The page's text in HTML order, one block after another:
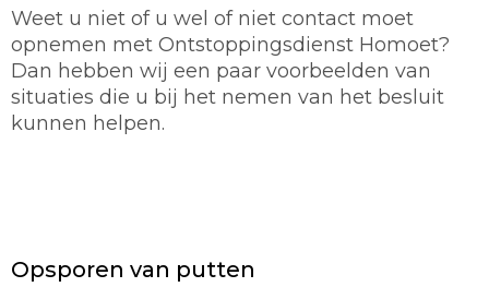
Weet u niet of u wel of niet contact moet
opnemen met Ontstoppingsdienst Homoet?
Dan hebben wij een paar voorbeelden van
situaties die u bij het nemen van het besluit
kunnen helpen.
Opsporen van putten